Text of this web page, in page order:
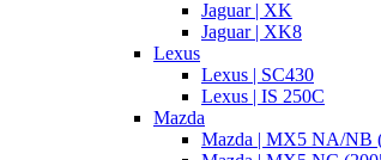
Jaguar | XK
Jaguar | XK8
Lexus
Lexus | SC430
Lexus | IS 250C
Mazda
Mazda | MX5 NA/NB